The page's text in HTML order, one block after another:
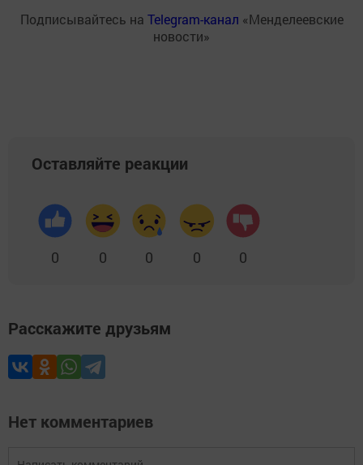
Подписывайтесь на Telegram-канал «Менделеевские
новости»
Оставляйте реакции
0 0 0 0 0
Расскажите друзьям
Нет комментариев